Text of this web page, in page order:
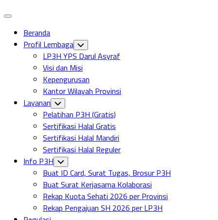
Expand
Beranda
Profil Lembaga Toggle
Child
Menu
LP3H YPS Darul Asyraf
Visi dan Misi
Kepengurusan
Kantor Wilayah Provinsi
Layanan Toggle
Child
Menu
Pelatihan P3H (Gratis)
Sertifikasi Halal Gratis
Sertifikasi Halal Mandiri
Sertifikasi Halal Reguler
Info P3H Toggle
Child
Menu
Buat ID Card, Surat Tugas, Brosur P3H
Buat Surat Kerjasama Kolaborasi
Rekap Kuota Sehati 2026 per Provinsi
Rekap Pengajuan SH 2026 per LP3H